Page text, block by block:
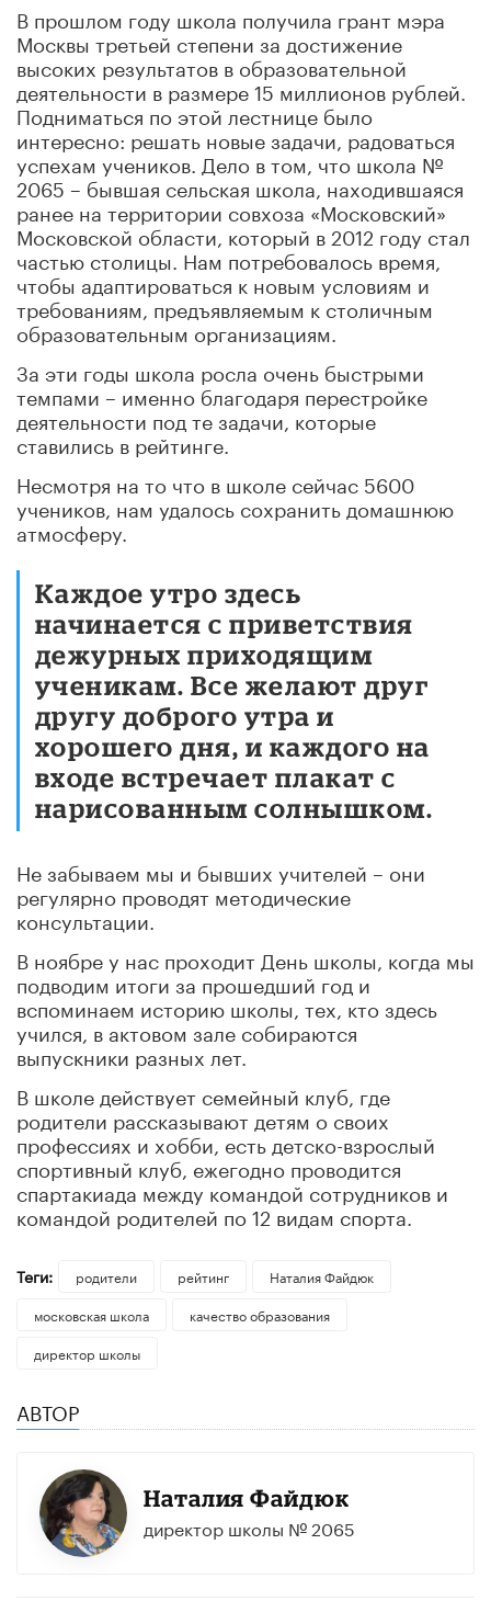
В прошлом году школа получила грант мэра
Москвы третьей степени за достижение
высоких результатов в образовательной
деятельности в размере 15 миллионов рублей.
Подниматься по этой лестнице было
интересно: решать новые задачи, радоваться
успехам учеников. Дело в том, что школа №
2065 – бывшая сельская школа, находившаяся
ранее на территории совхоза «Московский»
Московской области, который в 2012 году стал
частью столицы. Нам потребовалось время,
чтобы адаптироваться к новым условиям и
требованиям, предъявляемым к столичным
образовательным организациям.
За эти годы школа росла очень быстрыми
темпами – именно благодаря перестройке
деятельности под те задачи, которые
ставились в рейтинге.
Несмотря на то что в школе сейчас 5600
учеников, нам удалось сохранить домашнюю
атмосферу.
Каждое утро здесь
начинается с приветствия
дежурных приходящим
ученикам. Все желают друг
другу доброго утра и
хорошего дня, и каждого на
входе встречает плакат с
нарисованным солнышком.
Не забываем мы и бывших учителей – они
регулярно проводят методические
консультации.
В ноябре у нас проходит День школы, когда мы
подводим итоги за прошедший год и
вспоминаем историю школы, тех, кто здесь
учился, в актовом зале собираются
выпускники разных лет.
В школе действует семейный клуб, где
родители рассказывают детям о своих
профессиях и хобби, есть детско-взрослый
спортивный клуб, ежегодно проводится
спартакиада между командой сотрудников и
командой родителей по 12 видам спорта.
Теги: родители рейтинг
Наталия Файдюк
московская школа
качество образования
директор школы
АВТОР
Наталия Файдюк
директор школы № 2065